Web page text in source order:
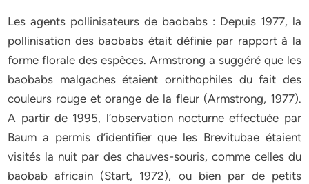
Les agents pollinisateurs de baobabs : Depuis 1977, la
pollinisation des baobabs était définie par rapport à la
forme florale des espèces. Armstrong a suggéré que les
baobabs malgaches étaient ornithophiles du fait des
couleurs rouge et orange de la fleur (Armstrong, 1977).
A partir de 1995, l’observation nocturne effectuée par
Baum a permis d’identifier que les Brevitubae étaient
visités la nuit par des chauves-souris, comme celles du
baobab africain (Start, 1972), ou bien par de petits